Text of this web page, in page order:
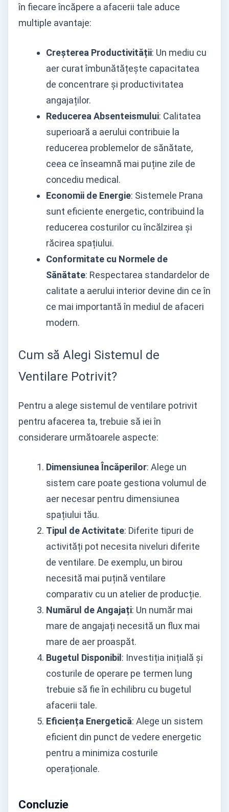
în fiecare încăpere a afacerii tale aduce
multiple avantaje:
Creșterea Productivității: Un mediu cu
aer curat îmbunătățește capacitatea
de concentrare și productivitatea
angajaților.
Reducerea Absenteismului: Calitatea
superioară a aerului contribuie la
reducerea problemelor de sănătate,
ceea ce înseamnă mai puține zile de
concediu medical.
Economii de Energie: Sistemele Prana
sunt eficiente energetic, contribuind la
reducerea costurilor cu încălzirea și
răcirea spațiului.
Conformitate cu Normele de
Sănătate: Respectarea standardelor de
calitate a aerului interior devine din ce în
ce mai importantă în mediul de afaceri
modern.
Cum să Alegi Sistemul de
Ventilare Potrivit?
Pentru a alege sistemul de ventilare potrivit
pentru afacerea ta, trebuie să iei în
considerare următoarele aspecte:
Dimensiunea Încăperilor: Alege un
sistem care poate gestiona volumul de
aer necesar pentru dimensiunea
spațiului tău.
Tipul de Activitate: Diferite tipuri de
activități pot necesita niveluri diferite
de ventilare. De exemplu, un birou
necesită mai puțină ventilare
comparativ cu un atelier de producție.
Numărul de Angajați: Un număr mai
mare de angajați necesită un flux mai
mare de aer proaspăt.
Bugetul Disponibil : Investiția inițială și
costurile de operare pe termen lung
trebuie să fie în echilibru cu bugetul
afacerii tale.
Eficiența Energetică: Alege un sistem
eficient din punct de vedere energetic
pentru a minimiza costurile
operaționale.
Concluzie